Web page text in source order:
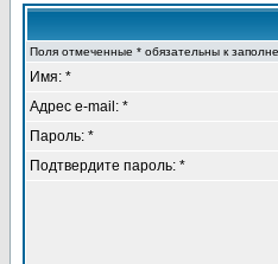
Поля отмеченные * обязательны к
Имя: *
Адрес e-mail: *
Пароль: *
Подтвердите пароль: *